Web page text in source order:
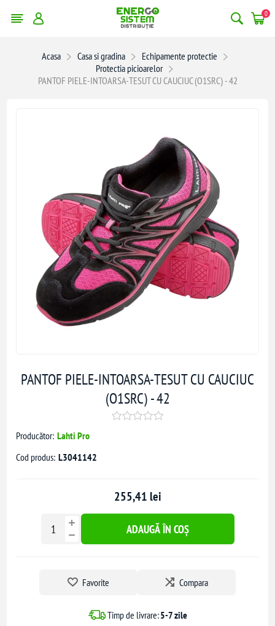
0
Acasa Casa si gradina
Echipamente protectie
Protectia picioarelor
PANTOF PIELE-INTOARSA-TESUT CU CAUCIUC (O1SRC) - 42
PANTOF PIELE-INTOARSA-TESUT CU CAUCIUC
(O1SRC) - 42
Producător: Lahti Pro
Cod produs: L3041142
255,41 lei
ADAUGĂ ÎN COȘ
Favorite Compara
Timp de livrare:5-7 zile